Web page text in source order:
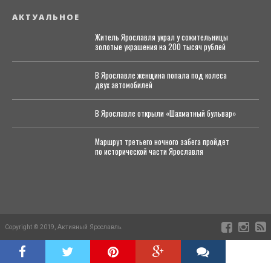
АКТУАЛЬНОЕ
Житель Ярославля украл у сожительницы
золотые украшения на 200 тысяч рублей
В Ярославле женщина попала под колеса
двух автомобилей
В Ярославле открыли «Шахматный бульвар»
Маршрут третьего ночного забега пройдет
по исторической части Ярославля
Copyright © 2019, Активный Ярославль.